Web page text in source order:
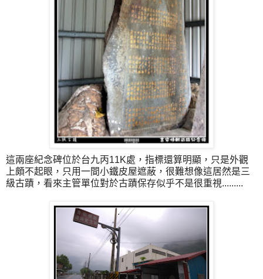
這兩座紀念碑位於台九丙11K處，指標還算明顯，只是外觀
上頗不起眼，只用一間小鐵皮屋遮蔽，很難想像這居然是三
級古蹟，看來主管單位對於古蹟保存似乎不是很重視.........